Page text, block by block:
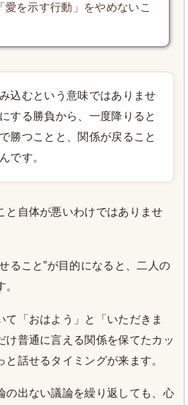
愛を示す行動」をやめないこ
込むという意味ではありませ
する勝負から、一度降りると
勝つことと、関係が戻ること
です。
と自体が悪いわけではありませ
ること”が目的になると、二人の
て「おはよう」と「いただきま
け普通に言える関係を保てたカッ
話せるタイミングが来ます。
の出ない議論を繰り返しても、心